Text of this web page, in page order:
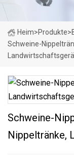
Heim>Produkte>
Schweine-
Schweine-
Nippeltränke,